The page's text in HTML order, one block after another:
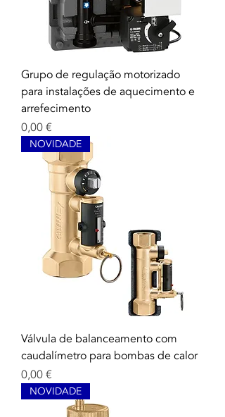
Grupo de regulação motorizado
para instalações de aquecimento e
arrefecimento
Prix
0,00 €
NOVIDADE
Válvula de balanceamento com
caudalímetro para bombas de calor
Prix
0,00 €
NOVIDADE